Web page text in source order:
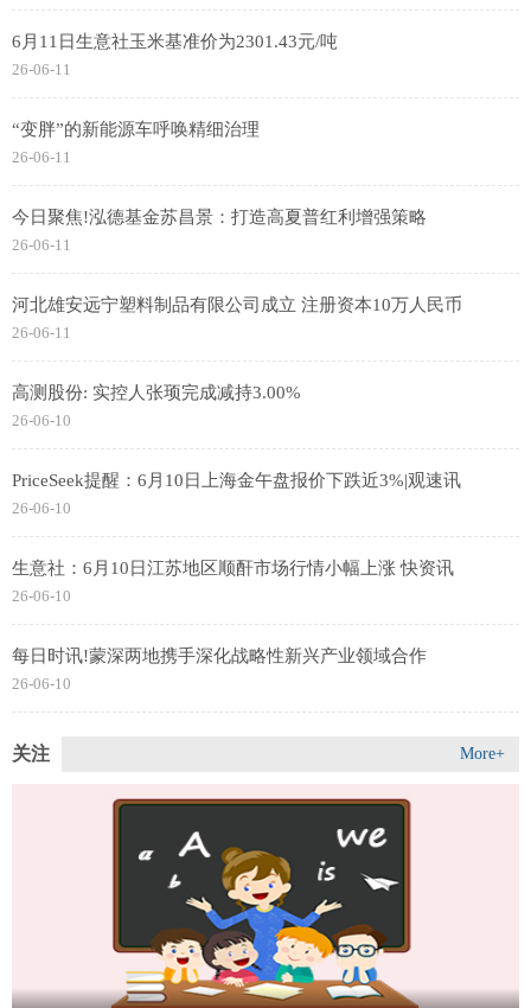
6月11日生意社玉米基准价为2301.43元/吨
26-06-11
“变胖”的新能源车呼唤精细治理
26-06-11
今日聚焦!泓德基金苏昌景：打造高夏普红利增强策略
26-06-11
河北雄安远宁塑料制品有限公司成立 注册资本10万人民币
26-06-11
高测股份: 实控人张顼完成减持3.00%
26-06-10
PriceSeek提醒：6月10日上海金午盘报价下跌近3%|观速讯
26-06-10
生意社：6月10日江苏地区顺酐市场行情小幅上涨 快资讯
26-06-10
每日时讯!蒙深两地携手深化战略性新兴产业领域合作
26-06-10
关注 More+